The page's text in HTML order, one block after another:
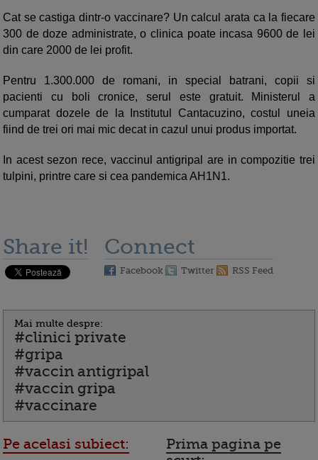
Cat se castiga dintr-o vaccinare? Un calcul arata ca la fiecare
300 de doze administrate, o clinica poate incasa 9600 de lei
din care 2000 de lei profit.
Pentru 1.300.000 de romani, in special batrani, copii si
pacienti cu boli cronice, serul este gratuit. Ministerul a
cumparat dozele de la Institutul Cantacuzino, costul uneia
fiind de trei ori mai mic decat in cazul unui produs importat.
In acest sezon rece, vaccinul antigripal are in compozitie trei
tulpini, printre care si cea pandemica AH1N1.
Share it! Connect
Facebook Twitter RSS Feed
Mai multe despre:
#clinici private
#gripa
#vaccin antigripal
#vaccin gripa
#vaccinare
Pe acelasi subiect:
Prima pagina pe